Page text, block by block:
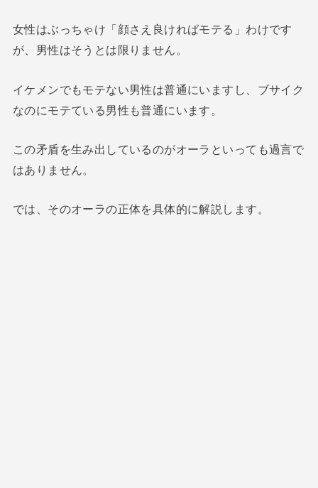
女性はぶっちゃけ「顔さえ良ければモテる」わけです
が、男性はそうとは限りません。
イケメンでもモテない男性は普通にいますし、ブサイク
なのにモテている男性も普通にいます。
この矛盾を生み出しているのがオーラといっても過言で
はありません。
では、そのオーラの正体を具体的に解説します。